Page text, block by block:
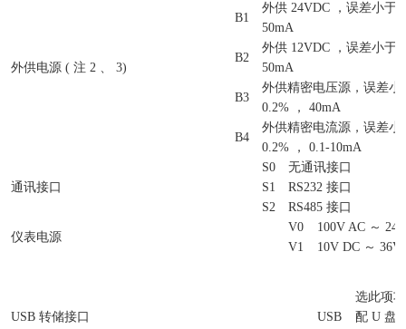
外供电源 ( 注 2 、 3)
B1
外供 24VDC ，误差小于
50mA
B2
外供 12VDC ，误差小于
50mA
B3
外供精密电压源，误差小
0.2% ， 40mA
B4
外供精密电流源，误差小
0.2% ， 0.1-10mA
通讯接口
S0
无通讯接口
S1
RS232 接口
S2
RS485 接口
仪表电源
V0
100V AC ～
V1
10V DC ～ 36V
USB 转储接口 USB
选此项
配 U 盘